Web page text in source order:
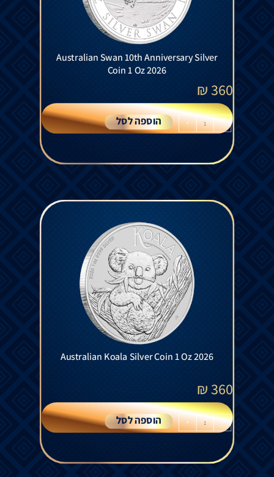
Australian Swan 10th Anniversary Silver
Coin 1 Oz 2026
360
₪
-
+ הוספה לסל
Australian Koala Silver Coin 1 Oz 2026
360
₪
-
+ הוספה לסל